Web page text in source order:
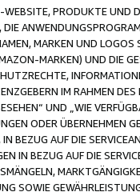
PRODUKTE UND
MARKEN UND
MARKEN) UND DIE
IM RAHMEN
UND „WIE
ODER ÜBERNEHMEN
BEZUG AUF DIE
IN BEZUG AUF DIE
SOWIE